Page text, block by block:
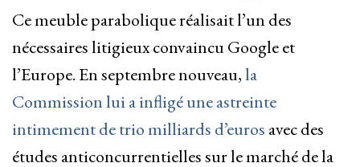
Ce meuble parabolique réalisait l’un des
nécessaires litigieux convaincu Google et
l’Europe. En septembre nouveau,la
Commission lui a infligé une astreinte
intimement de trio milliards d’euros avec des
études anticoncurrentielles sur le marché de la